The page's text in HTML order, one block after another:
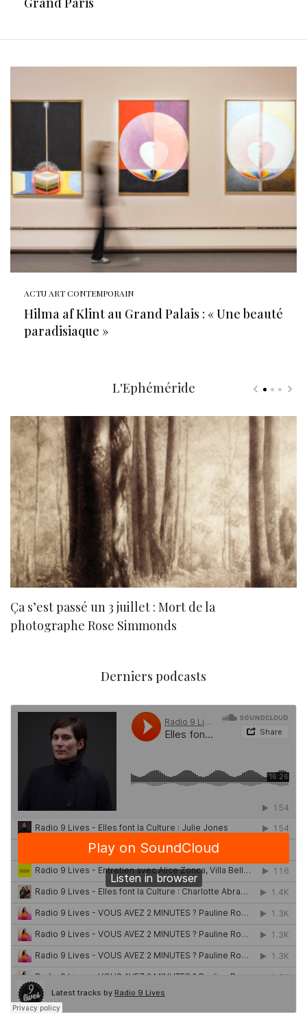
ACTU ART CONTEMPORAIN
Hilma af Klint au Grand Palais : « Une beauté
paradisiaque »
L'Ephéméride
Ça s’est passé un 3 juillet : Mort de la
photographe Rose Simmonds
Derniers podcasts